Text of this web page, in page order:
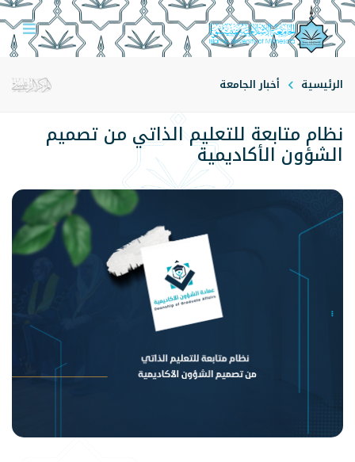
الرئيسية أخبار الجامعة
نظام متابعة للتعليم الذاتي من تصميم
الشؤون الأكاديمية